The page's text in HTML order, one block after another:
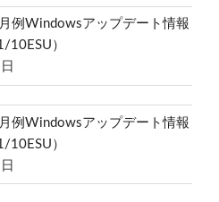
例Windowsアップデート情報
10ESU）
例Windowsアップデート情報
10ESU）